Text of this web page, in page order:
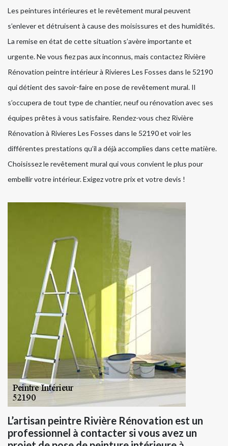
Les peintures intérieures et le revêtement mural peuvent
s’enlever et détruisent à cause des moisissures et des humidités.
La remise en état de cette situation s’avère importante et
urgente. Ne vous fiez pas aux inconnus, mais contactez Rivière
Rénovation peintre intérieur à Rivieres Les Fosses dans le 52190
qui détient des savoir-faire en pose de revêtement mural. Il
s’occupera de tout type de chantier, neuf ou rénovation avec ses
équipes prêtes à vous satisfaire. Rendez-vous chez Rivière
Rénovation à Rivieres Les Fosses dans le 52190 et voir les
différentes prestations qu’il a déjà accomplies dans cette matière.
Choisissez le revêtement mural qui vous convient le plus pour
embellir votre intérieur. Exigez votre prix et votre devis !
L’artisan peintre Rivière Rénovation est un
professionnel à contacter si vous avez un